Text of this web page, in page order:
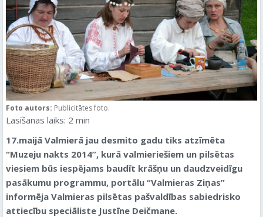
Foto autors: Publicitātes foto.
Lasīšanas laiks: 2 min
17.maijā Valmierā jau desmito gadu tiks atzīmēta
“Muzeju nakts 2014”, kurā valmieriešiem un pilsētas
viesiem būs iespējams baudīt krāšņu un daudzveidīgu
pasākumu programmu, portālu “Valmieras Ziņas”
informēja Valmieras pilsētas pašvaldības sabiedrisko
attiecību speciāliste Justīne Deičmane.